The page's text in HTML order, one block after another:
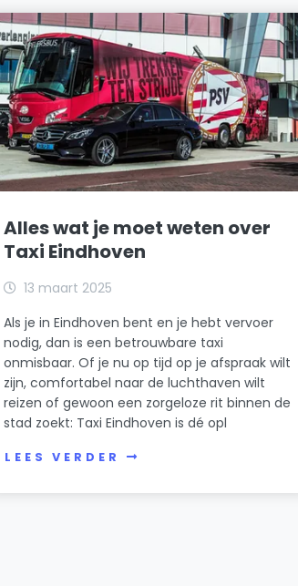
Alles wat je moet weten over
Taxi Eindhoven
13 maart 2025
Als je in Eindhoven bent en je hebt vervoer
nodig, dan is een betrouwbare taxi
onmisbaar. Of je nu op tijd op je afspraak wilt
zijn, comfortabel naar de luchthaven wilt
reizen of gewoon een zorgeloze rit binnen de
stad zoekt: Taxi Eindhoven is dé opl
LEES VERDER